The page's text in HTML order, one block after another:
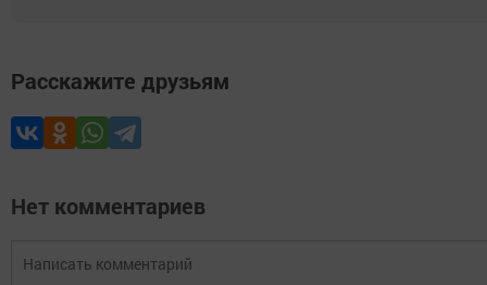
Расскажите друзьям
Нет комментариев